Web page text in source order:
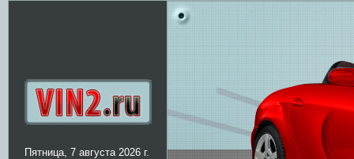
Пятница, 7 августа 2026 г.